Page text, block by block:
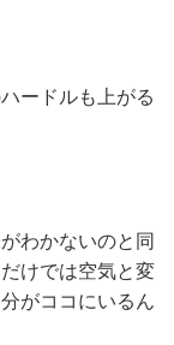
ードルも上がる
わかないのと同
けでは空気と変
がココにいるん